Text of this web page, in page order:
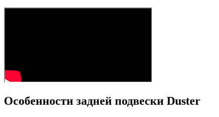
Особенности задней подвески Duster